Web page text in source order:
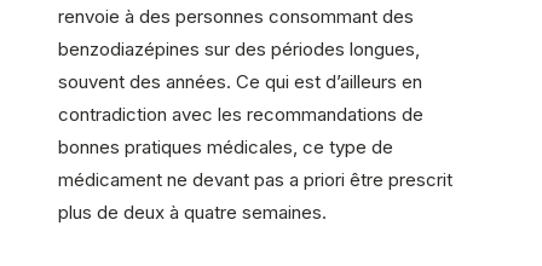
renvoie à des personnes consommant des
benzodiazépines sur des périodes longues,
souvent des années. Ce qui est d’ailleurs en
contradiction avec les recommandations de
bonnes pratiques médicales, ce type de
médicament ne devant pas a priori être prescrit
plus de deux à quatre semaines.